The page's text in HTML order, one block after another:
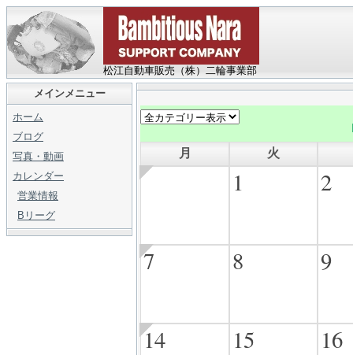
松江自動車販売（株）二輪事業部
メインメニュー
ホーム
ブログ
写真・動画
カレンダー
営業情報
Bリーグ
月 火
1 2
7 8 9
14 15 16